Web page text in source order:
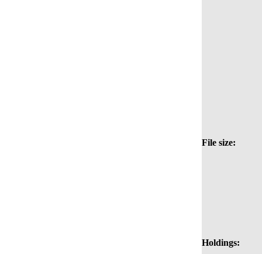
File size:
Holdings: